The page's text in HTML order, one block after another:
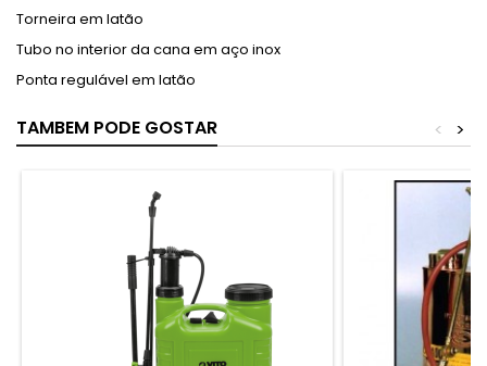
Torneira em latão
Tubo no interior da cana em aço inox
Ponta regulável em latão
TAMBEM PODE GOSTAR >
<